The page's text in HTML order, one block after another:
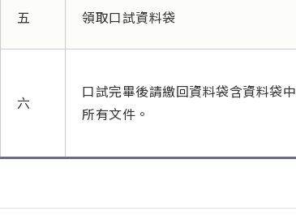
五 領取口試資料袋
六
口試完畢後請繳回資料袋含資料袋中
所有文件。